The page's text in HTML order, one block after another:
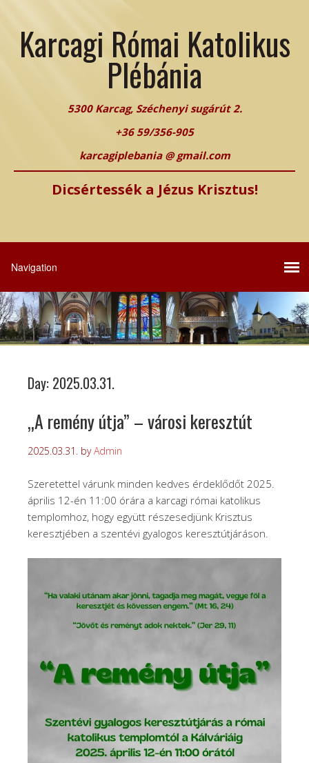
Karcagi Római Katolikus
Plébánia
5300 Karcag, Széchenyi sugárút 2.
+36 59/356-905
karcagiplebania @ gmail.com
Dicsértessék a Jézus Krisztus!
Day: 2025.03.31.
„A remény útja” – városi keresztút
2025.03.31. byAdmin
Szeretettel várunk minden kedves érdeklődőt 2025.
április 12-én 11:00 órára a karcagi római katolikus
templomhoz, hogy együtt részesedjünk Krisztus
keresztjében a szentévi gyalogos keresztútjáráson.